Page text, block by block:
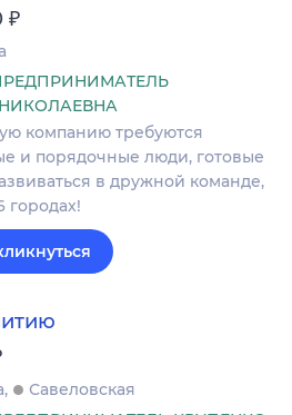
₽
компанию требуются
и порядочные люди, готовые
в дружной команде,
городах!
Савеловская